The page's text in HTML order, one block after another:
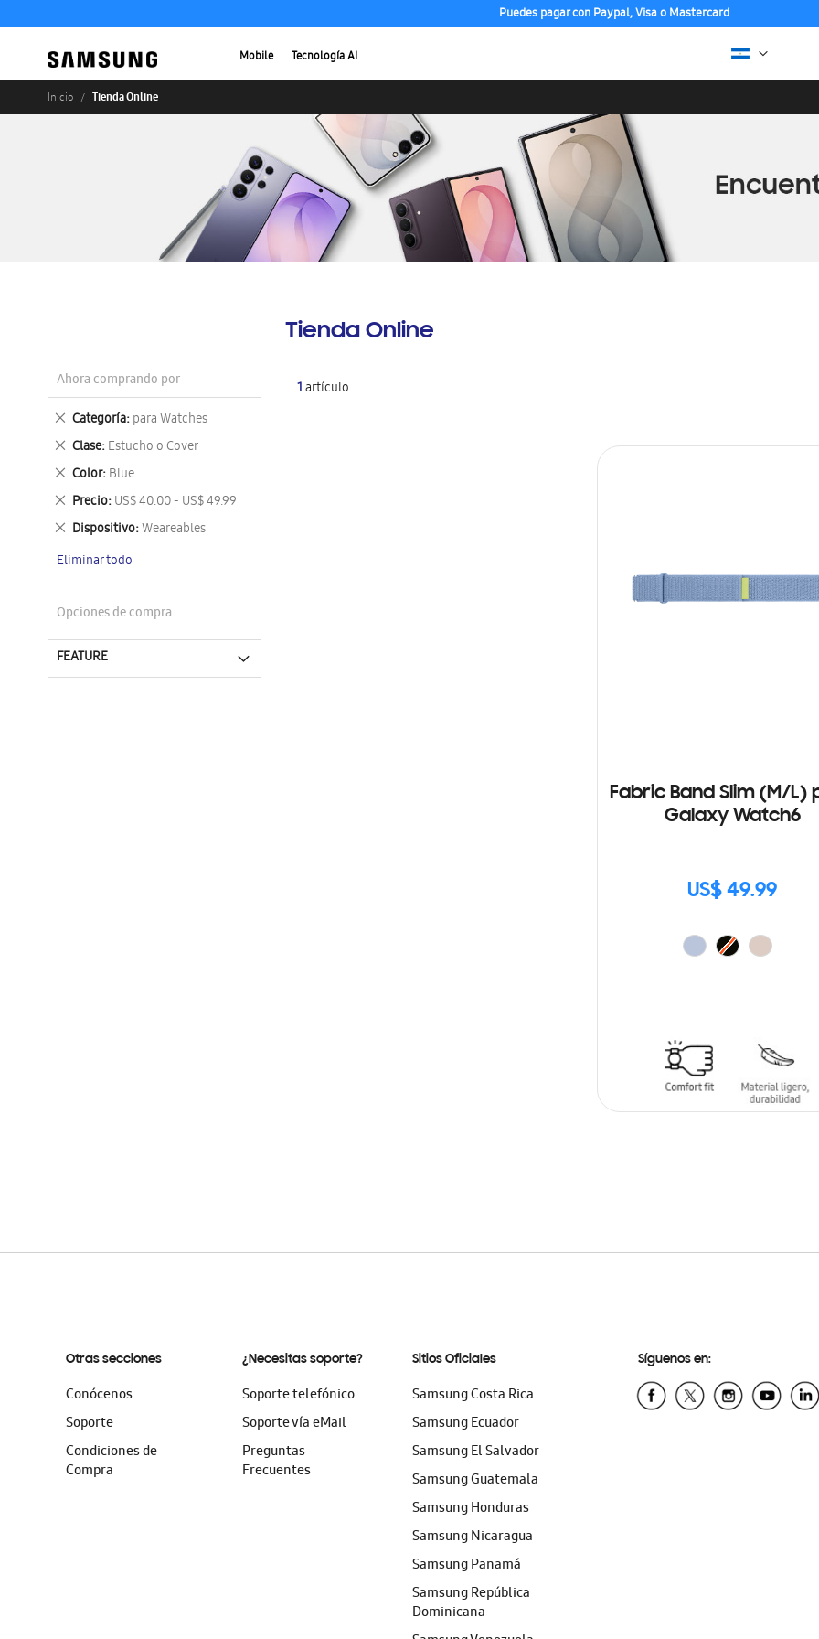
Puedes pagar con Paypal, Visa o Mastercard
Mobile Tecnología AI
Inicio Tienda Online
Tienda Online
1artículo
Fabric Band Slim (M/L)
Galaxy Watch6
US$ 49.99
Ahora comprando por
Categoría para Watches
Eliminar
este
artículo
Clase Estucho o Cover
Eliminar
este
artículo
Color Blue
Eliminar
este
artículo
Precio US$ 40.00 - US$ 49.99
Eliminar
este
artículo
Dispositivo Weareables
Eliminar
artículo
Eliminar todo
Opciones de compra
FEATURE
Otras secciones
Conócenos
Soporte
Condiciones de
Compra
¿Necesitas soporte?
Soporte telefónico
Soporte vía eMail
Preguntas
Frecuentes
Sitios Oficiales
Samsung Costa Rica
Samsung Ecuador
Samsung El Salvador
Samsung Guatemala
Samsung Honduras
Samsung Nicaragua
Samsung Panamá
Samsung República
Dominicana
Síguenos en: